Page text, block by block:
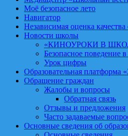
Моё безопасное лето
Навигатор
Независимая оценка качества
Новости школы
«КИНОУРОКИ В
Безопасное поведение
Урок цифры
Образовательная платформа
Обращение граждан
Жалобы и вопросы
Обратная связь
Отзывы и предложения
Часто задаваемые
Основные сведения об